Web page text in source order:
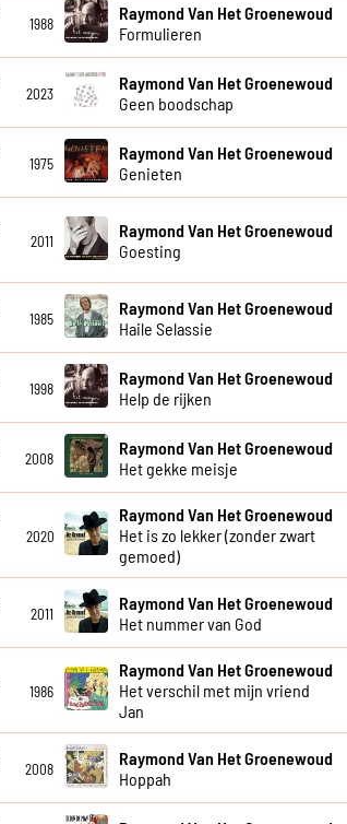
1988
Raymond Van Het Groenewoud
Formulieren
2023
Raymond Van Het Groenewoud
Geen boodschap
1975
Raymond Van Het Groenewoud
Genieten
2011
Raymond Van Het Groenewoud
Goesting
1985
Raymond Van Het Groenewoud
Haile Selassie
1998
Raymond Van Het Groenewoud
Help de rijken
2008
Raymond Van Het Groenewoud
Het gekke meisje
2020
Raymond Van Het Groenewoud
Het is zo lekker (zonder zwart
gemoed)
2011
Raymond Van Het Groenewoud
Het nummer van God
1986
Raymond Van Het Groenewoud
Het verschil met mijn vriend
Jan
2008
Raymond Van Het Groenewoud
Hoppah